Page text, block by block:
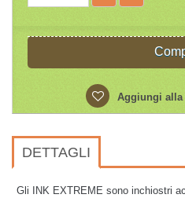
Aggiungi
DETTAGLI
Gli INK EXTREME sono inchiostri